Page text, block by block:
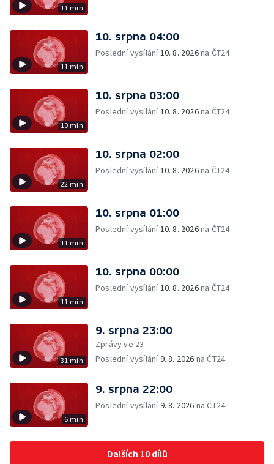
11 min
11 min
10. srpna 04:00
Poslední vysílání10. 8. 2026na ČT24
10 min
10. srpna 03:00
Poslední vysílání10. 8. 2026na ČT24
22 min
10. srpna 02:00
Poslední vysílání10. 8. 2026na ČT24
11 min
10. srpna 01:00
Poslední vysílání10. 8. 2026na ČT24
11 min
10. srpna 00:00
Poslední vysílání10. 8. 2026na ČT24
31 min
9. srpna 23:00
Zprávy ve 23
Poslední vysílání9. 8. 2026 na ČT24
6 min
9. srpna 22:00
Poslední vysílání9. 8. 2026 na ČT24
Dalších 10 dílů